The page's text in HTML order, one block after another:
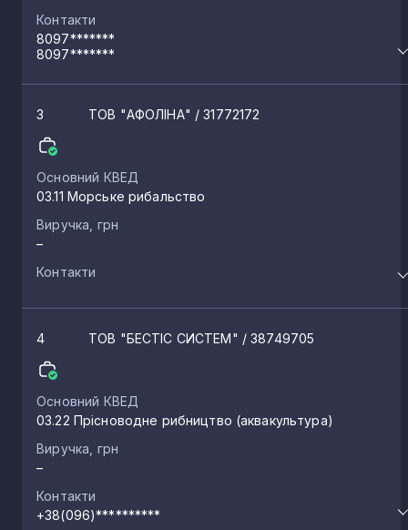
Холодна Балка
Сичавка 4
Біляївка
Молодіжне
Великий Дальник
Ліски
Контакти
8097*******
8097*******
3 ТОВ "АФОЛІНА" / 31772172
Основний КВЕД
03.11 Морське рибальство
Виручка, грн
–
Контакти
4 ТОВ "БЕСТІС СИСТЕМ" / 38749705
Основний КВЕД
03.22 Прісноводне рибництво (аквакультура)
Виручка, грн
–
Контакти
+38(096)**********